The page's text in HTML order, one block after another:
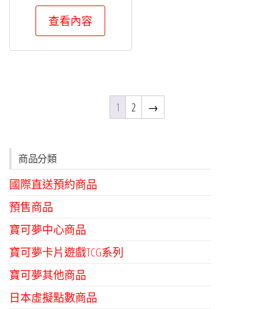
查看內容
1 2 →
商品分類
國際直送預約商品
預售商品
寶可夢中心商品
寶可夢卡片遊戲TCG系列
寶可夢其他商品
日本虛擬點數商品